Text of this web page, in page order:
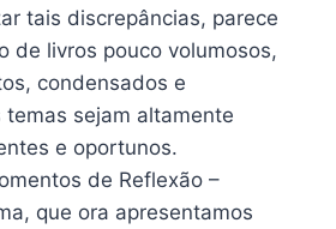
tais discrepâncias, parece
de livros pouco volumosos,
condensados e
sejam altamente
e oportunos.
de Reflexão –
que ora apresentamos